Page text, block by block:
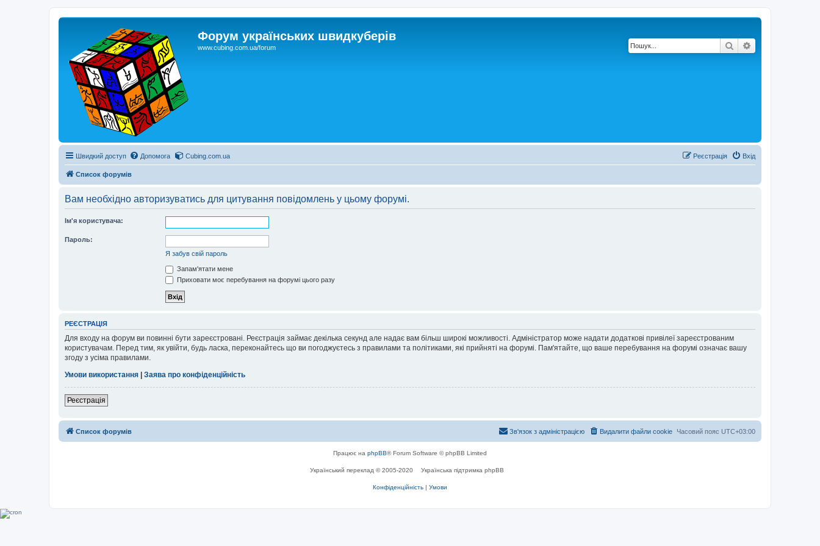
Форум українських швидкуберів
www.cubing.com.ua/forum Пошук
Швидкий доступ Допомога Cubing.com.ua Вхід
Реєстрація
Список форумів
Вам необхідно авторизуватись для цитування повідомлень у цьому форумі.
Ім'я користувача:
Пароль:
Я забув свій пароль
Запам'ятати мене
Приховати моє перебування на форумі цього разу
РЕЄСТРАЦІЯ
Для входу на форум ви повинні бути зареєстровані. Реєстрація займає декілька секунд але надає вам більш широкі можливості. Адміністратор може надати додаткові привілеї зареєстрованим
користувачам. Перед тим, як увійти, будь ласка, переконайтесь що ви погоджуєтесь з правилами та політиками, які прийняті на форумі. Пам'ятайте, що ваше перебування на форумі означає вашу
згоду з усіма правилами.
Умови використання | Заява про конфіденційність
Реєстрація
Список форумів Часовий пояс UTC+03:00
Видалити файли cookie
Зв'язок з адміністрацією
Працює на phpBB® Forum Software © phpBB Limited
Український переклад © 2005-2020 Українська підтримка phpBB
Конфіденційність | Умови